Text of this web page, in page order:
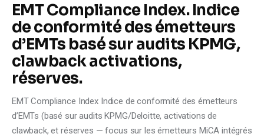
Shop
EMT Compliance Index. Indice
de conformité des émetteurs
d’EMTs basé sur audits KPMG,
clawback activations,
réserves.
EMT Compliance Index Indice de conformité des émetteurs
d’EMTs (basé sur audits KPMG/Deloitte, activations de
clawback, et réserves — focus sur les émetteurs MiCA intégrés